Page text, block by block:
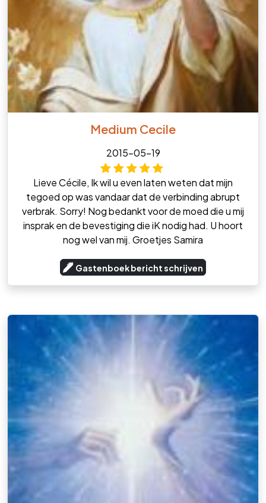
Medium Cecile
2015-05-19
Lieve Cécile, Ik wil u even laten weten dat mijn
tegoed op was vandaar dat de verbinding abrupt
verbrak. Sorry! Nog bedankt voor de moed die u mij
insprak en de bevestiging die iK nodig had. U hoort
nog wel van mij. Groetjes Samira
Gastenboek bericht schrijven